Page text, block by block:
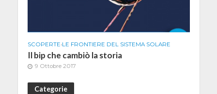
SCOPERTE•LE FRONTIERE DEL SISTEMA SOLARE
Il bip che cambiò la storia
9 Ottobre 2017
Categorie